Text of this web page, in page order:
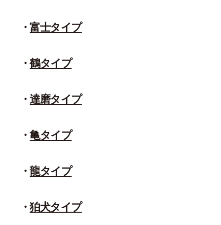
富士タイプ
鶴タイプ
達磨タイプ
亀タイプ
龍タイプ
狛犬タイプ